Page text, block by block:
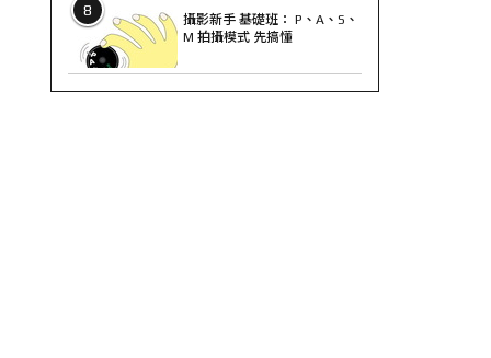
8
攝影新手 基礎班： P、A、S、
M 拍攝模式 先搞懂